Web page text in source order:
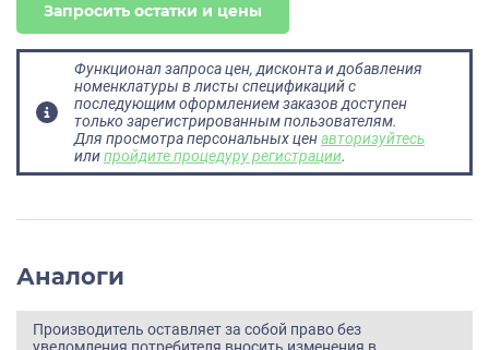
Запросить остатки и цены
Функционал запроса цен, дисконта и добавления
номенклатуры в листы спецификаций с
последующим оформлением заказов доступен
только зарегистрированным пользователям.
Для просмотра персональных ценавторизуйтесь
илипройдите процедуру регистрации.
Аналоги
Производитель оставляет за собой право без